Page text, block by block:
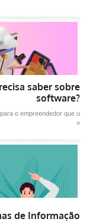
saber sobre
software?
o empreendedor que u
»
de Informação